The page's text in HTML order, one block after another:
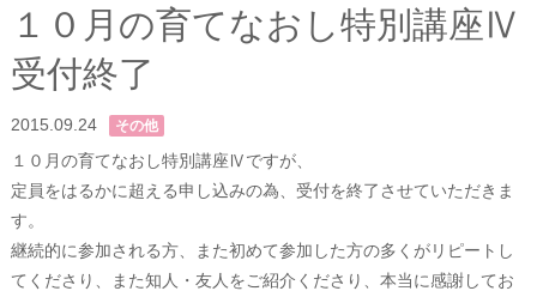
１０月の育てなおし特別講座Ⅳ
受付終了
2015.09.24 その他
１０月の育てなおし特別講座Ⅳですが、
定員をはるかに超える申し込みの為、受付を終了させていただきま
す。
継続的に参加される方、また初めて参加した方の多くがリピートし
てくださり、また知人・友人をご紹介くださり、本当に感謝してお